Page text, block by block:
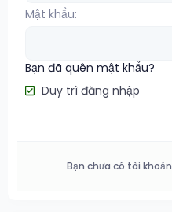
Mật khẩu
Bạn đã quên mật khẩu?
Duy trì đăng nhập
Bạn chưa có tài